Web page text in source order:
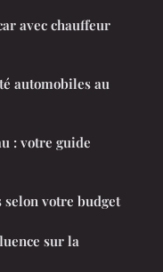
avec chauffeur
automobiles au
: votre guide
selon votre budget
sur la